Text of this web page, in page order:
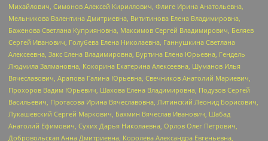
Михайлович, Симонов Алексей Кириллович, Флиге Ирина Анатольевна,
Мельникова Валентина Дмитриевна, Вититинова Елена Владимировна,
Баженова Светлана Куприяновна, Максимов Сергей Владимирович, Беляев
Сергей Иванович, Голубева Елена Николаевна, Ганнушкина Светлана
Алексеевна, Закс Елена Владимировна, Буртина Елена Юрьевна, Гендель
Людмила Залмановна, Кокорина Екатерина Алексеевна, Шуманов Илья
Вячеславович, Арапова Галина Юрьевна, Свечников Анатолий Мариевич,
Прохоров Вадим Юрьевич, Шахова Елена Владимировна, Подузов Сергей
Васильевич, Протасова Ирина Вячеславовна, Литинский Леонид Борисович,
Лукашевский Сергей Маркович, Бахмин Вячеслав Иванович, Шабад
Анатолий Ефимович, Сухих Дарья Николаевна, Орлов Олег Петрович,
Добровольская Анна Дмитриевна, Королева Александра Евгеньевна,